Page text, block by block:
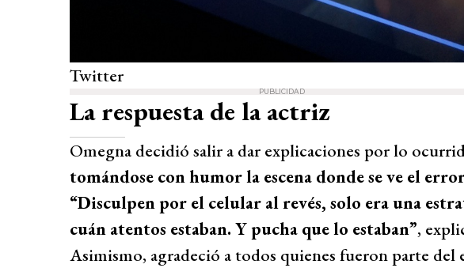
Twitter
PUBLICIDAD
La respuesta de la actriz
Omegna decidió salir a dar explicaciones por lo
tomándose con humor la escena donde se ve el
“Disculpen por el celular al revés, solo era una
cuán atentos estaban. Y pucha que lo estaban”,
Asimismo, agradeció a todos quienes fueron parte del